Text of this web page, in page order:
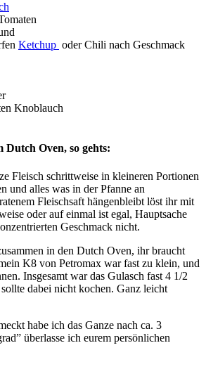
Ketchup oder Chili nach Geschmack
Knoblauch
Dutch Oven, so gehts:
Fleisch schrittweise in kleineren Portionen
und alles was in der Pfanne an
Fleischsaft hängenbleibt löst ihr mit
oder auf einmal ist egal, Hauptsache
Geschmack nicht.
in den Dutch Oven, ihr braucht
K8 von Petromax war fast zu klein, und
Insgesamt war das Gulasch fast 4 1/2
dabei nicht kochen. Ganz leicht
habe ich das Ganze nach ca. 3
überlasse ich eurem persönlichen